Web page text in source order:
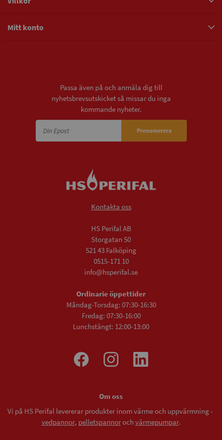
Mitt konto
Passa även på och anmäla dig till
nyhetsbrevsutskicket så missar du inga
kommande nyheter.
Prenumerera
Kontakta oss
HS Perifal AB
Storgatan 50
521 43 Falköping
0515-171 10
info@hsperifal.se
Ordinarie öppettider
Måndag-Torsdag: 07:30-16:30
Fredag: 07:30-16:00
Lunchstängt: 12:00-13:00
Om oss
Vi på HS Perifal levererar produkter inom värme och uppvärmning -
vedpannor, pelletspannoroch värmepumpar.